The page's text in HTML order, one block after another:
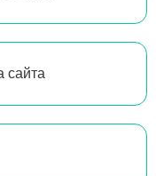
сайта